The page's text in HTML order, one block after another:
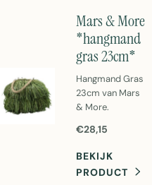
Mars & More
*hangmand
gras 23cm*
Hangmand Gras
23cm van Mars
& More.
grasmand voor
decoratie.
Afmetingen
€28,15
BEKIJK
PRODUCT